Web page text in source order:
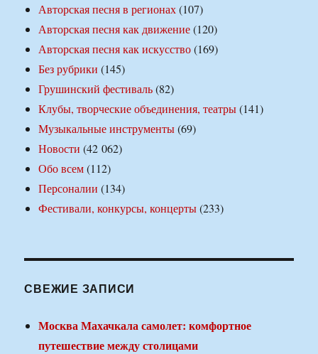
Авторская песня в регионах(107)
Авторская песня как движение(120)
Авторская песня как искусство(169)
Без рубрики (145)
Грушинский фестиваль(82)
Клубы, творческие объединения, театры(141)
Музыкальные инструменты(69)
Новости (42 062)
Обо всем(112)
Персоналии (134)
Фестивали, конкурсы, концерты(233)
СВЕЖИЕ ЗАПИСИ
Москва Махачкала самолет: комфортное
путешествие между столицами